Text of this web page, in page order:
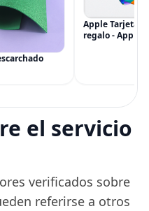
Apple Tarjeta
regalo - App
el servicio
verificados sobre
referirse a otros